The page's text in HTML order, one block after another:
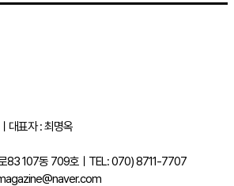
대표자 : 최명옥
83 107동 709호ㅣTEL: 070) 8711-7707